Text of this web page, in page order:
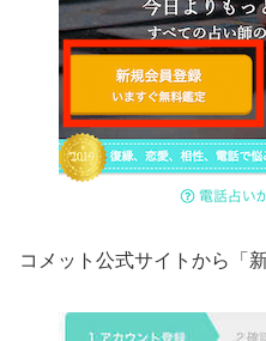
コメット公式サイトから「